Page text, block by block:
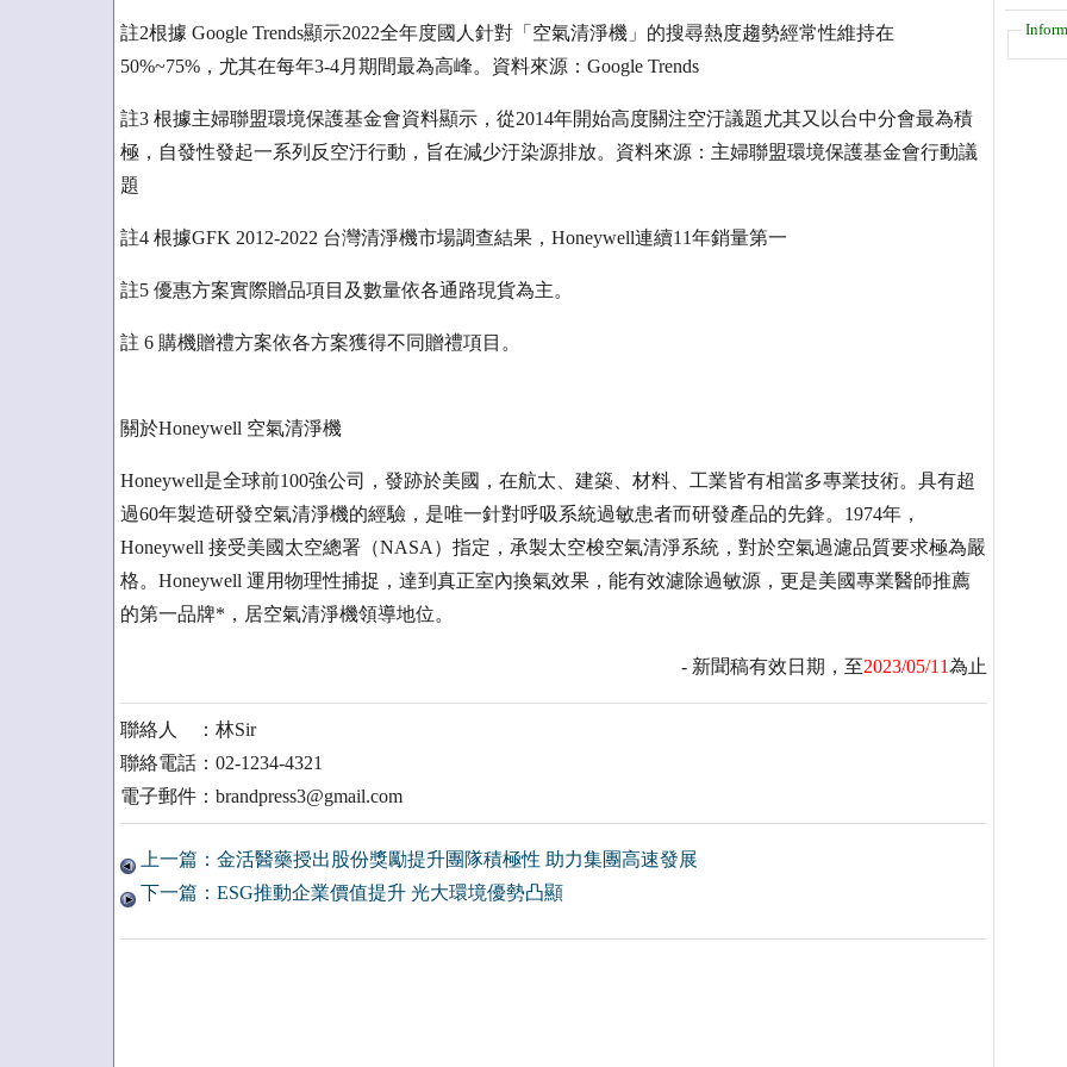
註2根據 Google Trends顯示2022全年度國人針對「空氣清淨機」的搜尋熱度趨勢經常性維持在
50%~75%，尤其在每年3-4月期間最為高峰。資料來源：Google Trends
註3 根據主婦聯盟環境保護基金會資料顯示，從2014年開始高度關注空汙議題尤其又以台中分會最為積
極，自發性發起一系列反空汙行動，旨在減少汙染源排放。資料來源：主婦聯盟環境保護基金會行動議
題
註4 根據GFK 2012-2022 台灣清淨機市場調查結果，Honeywell連續11年銷量第一
註5 優惠方案實際贈品項目及數量依各通路現貨為主。
註 6 購機贈禮方案依各方案獲得不同贈禮項目。
關於Honeywell 空氣清淨機
Honeywell是全球前100強公司，發跡於美國，在航太、建築、材料、工業皆有相當多專業技術。具有超
過60年製造研發空氣清淨機的經驗，是唯一針對呼吸系統過敏患者而研發產品的先鋒。1974年，
Honeywell 接受美國太空總署（NASA）指定，承製太空梭空氣清淨系統，對於空氣過濾品質要求極為嚴
格。Honeywell 運用物理性捕捉，達到真正室內換氣效果，能有效濾除過敏源，更是美國專業醫師推薦
的第一品牌*，居空氣清淨機領導地位。
- 新聞稿有效日期，至2023/05/11為止
聯絡人 ：林Sir
聯絡電話：02-1234-4321
電子郵件：brandpress3@gmail.com
上一篇：金活醫藥授出股份獎勵提升團隊積極性 助力集團高速發展
下一篇：ESG推動企業價值提升 光大環境優勢凸顯